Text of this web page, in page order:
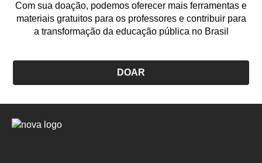
Com sua doação, podemos oferecer mais ferramentas e
materiais gratuitos para os professores e contribuir para
a transformação da educação pública no Brasil
DOAR
Logo